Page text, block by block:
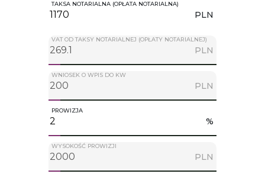
TAKSA NOTARIALNA (OPŁATA NOTARIALNA)
PLN
VAT OD TAKSY NOTARIALNEJ (OPŁATY NOTARIALNEJ)
PLN
WNIOSEK O WPIS DO KW
PLN
PROWIZJA
%
WYSOKOŚĆ PROWIZJI
PLN